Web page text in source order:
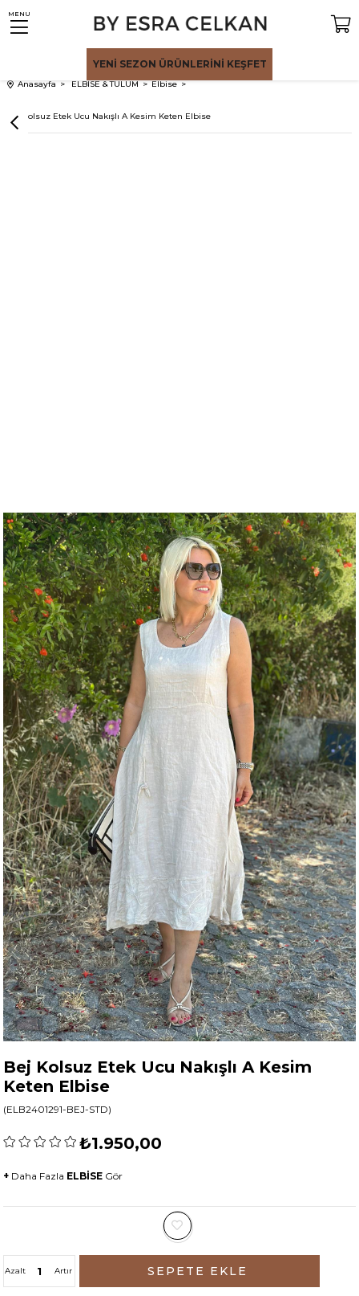
MENU
YENİ SEZON ÜRÜNLERİNİ KEŞFET
Anasayfa ELBİSE & TULUM Elbise
Bej Kolsuz Etek Ucu Nakışlı A Kesim Keten Elbise
Bej Kolsuz Etek Ucu Nakışlı A Kesim
Keten Elbise
(ELB2401291-BEJ-STD)
₺1.950,00
+ Daha Fazla ELBİSE Gör
Artır
Azalt